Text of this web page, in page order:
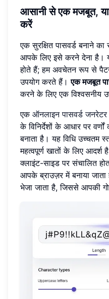
आसानी से एक मजबूत,
करें
एक सुरक्षित पासवर्ड बनाने
आपके लिए इसे करने देना है।
होते हैं; हम अवचेतन रूप से
उपयोग करते हैं।एक मजबूत
करने के लिए एक विश्वसनीय
एक ऑनलाइन पासवर्ड जनरेटर
के विनिर्देशों के आधार पर
बनाता है। यह विधि उच्चतम
महत्वपूर्ण खातों के लिए आदर्श
क्लाइंट-साइड पर संचालित
आपके ब्राउज़र में बनाया जाता
भेजा जाता है, जिससे आपकी